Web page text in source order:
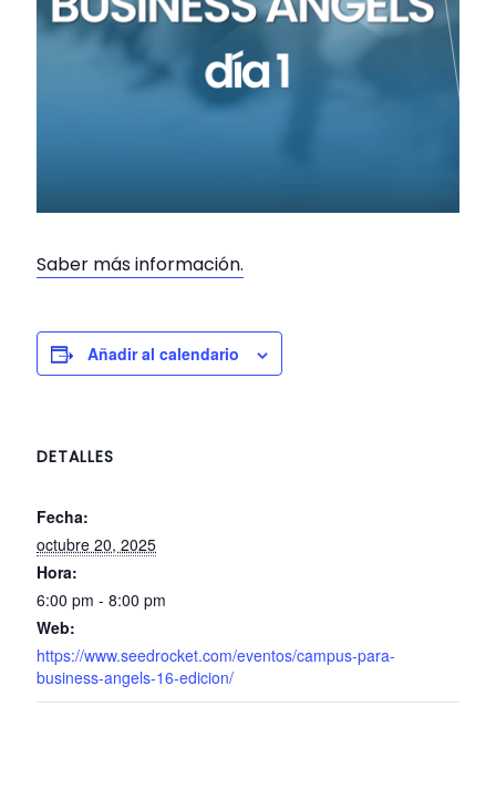
Saber más información.
Añadir al calendario
DETALLES
Fecha:
octubre 20, 2025
Hora:
6:00 pm - 8:00 pm
Web:
https://www.seedrocket.com/eventos/campus-para-
business-angels-16-edicion/